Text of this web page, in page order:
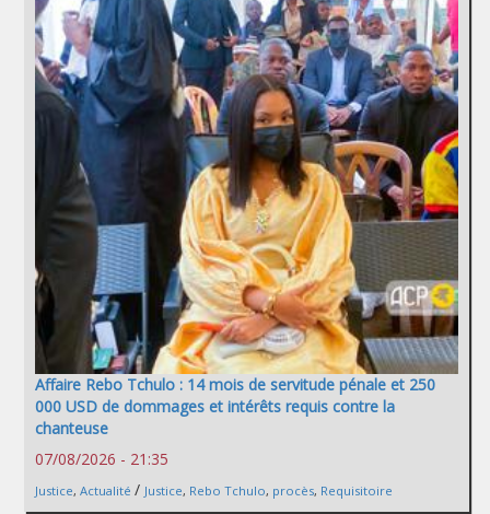
Affaire Rebo Tchulo : 14 mois de servitude pénale et 250
000 USD de dommages et intérêts requis contre la
chanteuse
07/08/2026 - 21:35
Justice, Actualité / Justice, Rebo Tchulo, procès, Requisitoire